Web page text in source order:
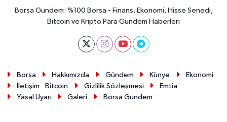
Borsa Gundem: %100 Borsa - Finans, Ekonomi, Hisse Senedi,
Bitcoin ve Kripto Para Gündem Haberleri
Borsa Hakkımızda Gündem Künye
Ekonomi
İletişim
Bitcoin Gizlilik Sözleşmesi
Emtia
Yasal Uyarı
Galeri Borsa Gundem